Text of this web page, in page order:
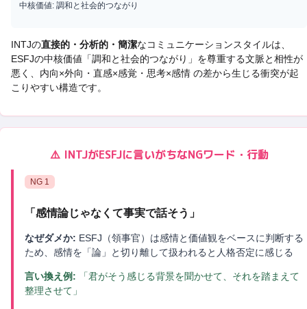
中核価値: 調和と社会的つながり
INTJの直接的・分析的・簡潔なコミュニケーションスタイルは、
ESFJの中核価値「調和と社会的つながり 」を尊重する文脈と相性が
悪く、 内向×外向・直感×感覚・思考×感情 の差から生じる衝突が起
こりやすい構造です。
⚠️ INTJがESFJに言いがちなNGワード・行動
NG 1
「 感情論じゃなくて事実で話そう 」
なぜダメか: ESFJ（領事官）は感情と価値観をベースに判断する
ため、感情を「論」と切り離して扱われると人格否定に感じる
言い換え例:
「君がそう感じる背景を聞かせて、それを踏まえて
整理させて」